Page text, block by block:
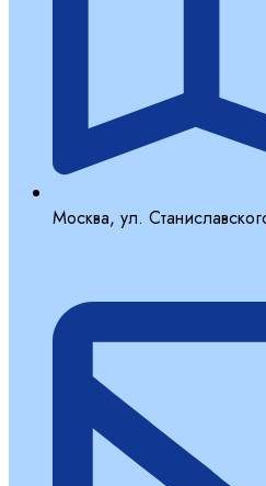
Москва, ул.